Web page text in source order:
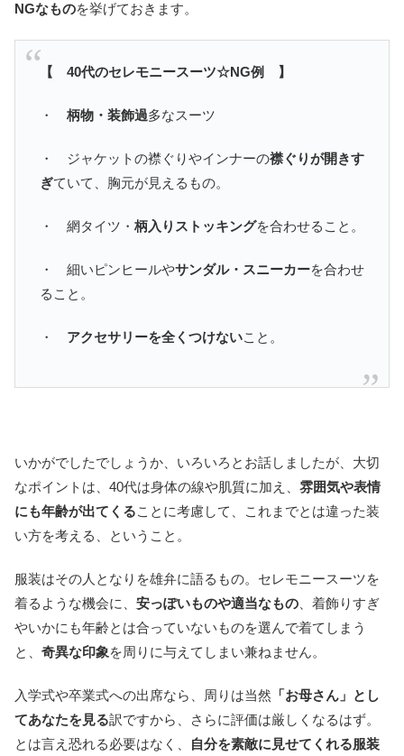
NGなものを挙げておきます。
【 40代のセレモニースーツ☆NG例 】
・ 柄物・装飾過多なスーツ
・ ジャケットの襟ぐりやインナーの襟ぐりが開きす
ぎていて、胸元が見えるもの。
・ 網タイツ・ 柄入りストッキングを合わせること。
・ 細いピンヒールやサンダル・スニーカーを合わせ
ること。
・ アクセサリーを全くつけないこと。
いかがでしたでしょうか、いろいろとお話しましたが、大切
なポイントは、40代は身体の線や肌質に加え、 雰囲気や表情
にも年齢が出てくることに考慮して、これまでとは違った装
い方を考える、ということ。
服装はその人となりを雄弁に語るもの。セレモニースーツを
着るような機会に、 安っぽいものや適当なもの 、着飾りすぎ
やいかにも年齢とは合っていないものを選んで着てしまう
と、 奇異な印象を周りに与えてしまい兼ねません。
入学式や卒業式への出席なら、周りは当然 「お母さん」とし
てあなたを見る訳ですから、さらに評価は厳しくなるはず。
とは言え恐れる必要はなく、
自分を素敵に見せてくれる服装